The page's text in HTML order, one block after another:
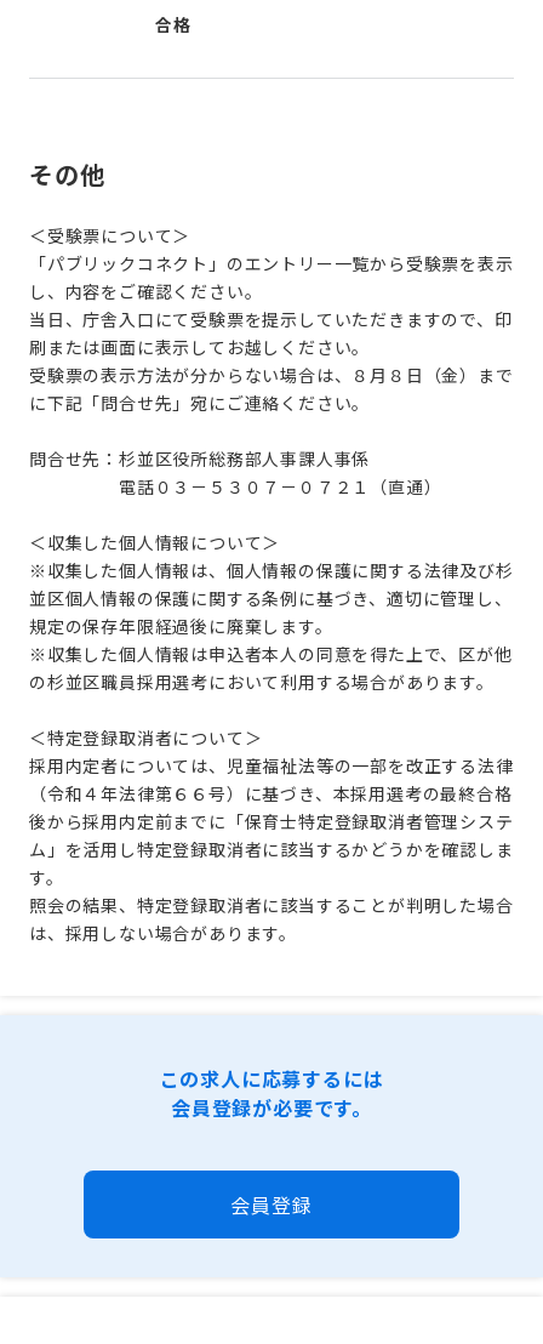
合格
その他
＜受験票について＞
「パブリックコネクト」のエントリー一覧から受験票を表示
し、内容をご確認ください。
当日、庁舎入口にて受験票を提示していただきますので、印
刷または画面に表示してお越しください。
受験票の表示方法が分からない場合は、８月８日（金）まで
に下記「問合せ先」宛にご連絡ください。
問合せ先：杉並区役所総務部人事課人事係
電話０３－５３０７－０７２１（直通）
＜収集した個人情報について＞
※収集した個人情報は、個人情報の保護に関する法律及び杉
並区個人情報の保護に関する条例に基づき、適切に管理し、
規定の保存年限経過後に廃棄します。
※収集した個人情報は申込者本人の同意を得た上で、区が他
の杉並区職員採用選考において利用する場合があります。
＜特定登録取消者について＞
採用内定者については、児童福祉法等の一部を改正する法律
（令和４年法律第６６号）に基づき、本採用選考の最終合格
後から採用内定前までに「保育士特定登録取消者管理システ
ム」を活用し特定登録取消者に該当するかどうかを確認しま
す。
照会の結果、特定登録取消者に該当することが判明した場合
は、採用しない場合があります。
この求人に応募するには
会員登録が必要です。
会員登録